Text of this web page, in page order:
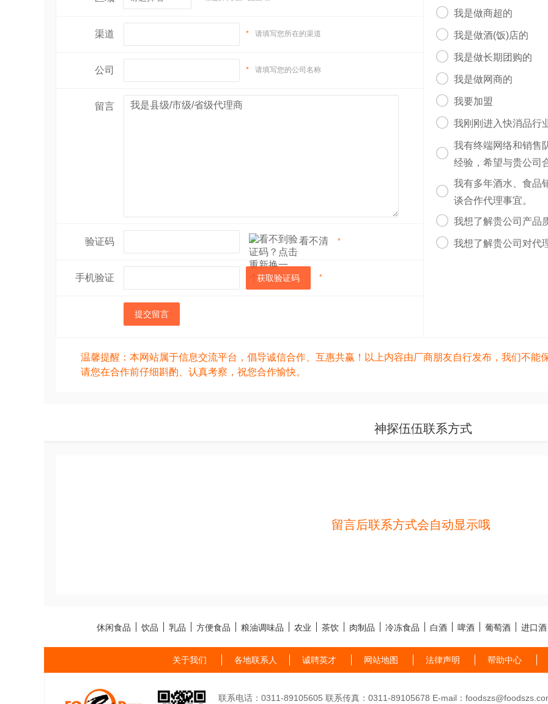
渠道 * 请填写您所在的渠道
公司 * 请填写您的公司名称
留言
验证码 看不清 *
手机验证 获取验证码 *
提交留言
 我是做商超的
 我是做酒(饭)店的
 我是做长期团购的
 我是做网商的
 我要加盟
 我刚刚进入快消品行

我有终端网络和销售
经验，希望与贵公司

我有多年酒水、食品
谈合作代理事宜。
 我想了解贵公司产品
 我想了解贵公司对代
温馨提醒：本网站属于信息交流平台，倡导诚信合作、互惠共赢！以上内容由厂商朋友自行发布，我们不能
请您在合作前仔细斟酌、认真考察，祝您合作愉快。
神探伍伍联系方式
留言后联系方式会自动显示哦
休闲食品 饮品 乳品 方便食品 粮油调味品 农业 茶饮 肉制品 冷冻食品 白酒 啤酒 葡萄酒 进口酒
关于我们 各地联系人 诚聘英才 网站地图 法律声明 帮助中心
联系电话：0311-89105605 联系传真：0311-89105678 E-mail：